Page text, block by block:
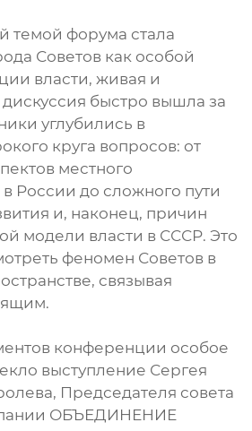
темой форума стала
Советов как особой
власти, живая и
быстро вышла за
углубились в
круга вопросов: от
местного
России до сложного пути
и, наконец, причин
модели власти в СССР. Это
феномен Советов в
связывая
конференции особое
выступление Сергея
Председателя совета
ОБЪЕДИНЕНИЕ